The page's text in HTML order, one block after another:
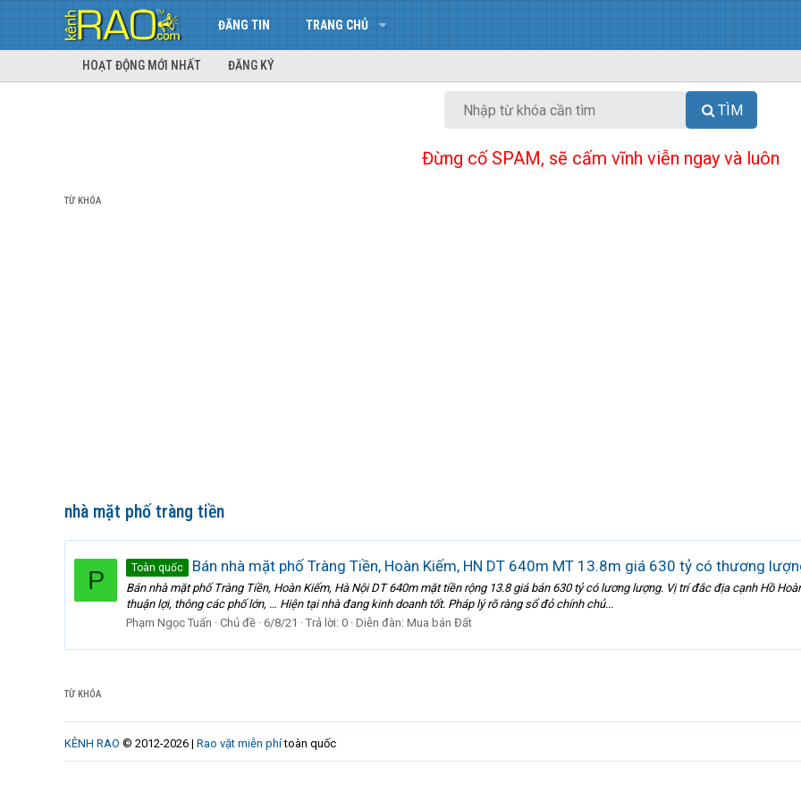
ĐĂNG TIN TRANG CHỦ
HOẠT ĐỘNG MỚI NHẤT ĐĂNG KÝ
TÌM
Đừng cố SPAM, sẽ cấm vĩnh viễn ngay và luôn
TỪ KHÓA
nhà mặt phố tràng tiền
P Toàn quốc Bán nhà mặt phố Tràng Tiền, Hoàn Kiếm, HN DT 640m MT 13.8m giá 630 tỷ có thương
Bán nhà mặt phố Tràng Tiền, Hoàn Kiếm, Hà Nội DT 640m mặt tiền rộng 13.8 giá bán 630 tỷ có lương lượng. Vị trí đắc địa cạnh Hồ
thuận lợi, thông các phố lớn, … Hiện tại nhà đang kinh doanh tốt. Pháp lý rõ ràng sổ đỏ chính chủ...
Phạm Ngọc Tuấn
Chủ đề 6/8/21 Trả lời: 0 Diễn đàn: Mua bán Đất
TỪ KHÓA
KÊNH RAO © 2012-2026 | Rao vặt miễn phítoàn quốc